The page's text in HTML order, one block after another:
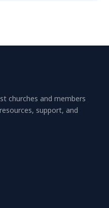
churches and members
support, and